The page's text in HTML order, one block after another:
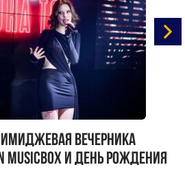
имиджевая вечерника
MUSICBOX и день рождения